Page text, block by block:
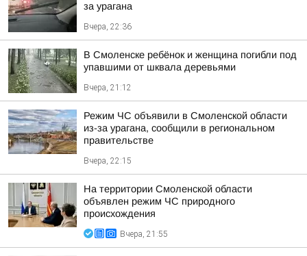
за урагана
Вчера, 22:36
В Смоленске ребёнок и женщина погибли под
упавшими от шквала деревьями
Вчера, 21:12
Режим ЧС объявили в Смоленской области
из-за урагана, сообщили в региональном
правительстве
Вчера, 22:15
На территории Смоленской области
объявлен режим ЧС природного
происхождения
Вчера, 21:55